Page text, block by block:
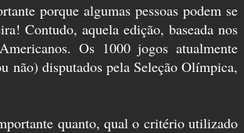
porque algumas pessoas podem se
Contudo, aquela edição, baseada nos
Os 1000 jogos atualmente
não) disputados pela Seleção Olímpica,
quanto, qual o critério utilizado